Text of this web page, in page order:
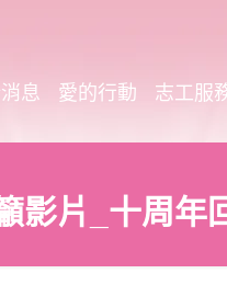
息 愛的行動 志工服
影片_十周年